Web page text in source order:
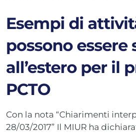
Esempi di
possono essere
all’estero per il
PCTO
Con la nota “Chiarimenti
28/03/2017” Il MIUR ha